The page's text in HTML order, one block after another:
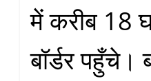
में करीब 18
बॉर्डर